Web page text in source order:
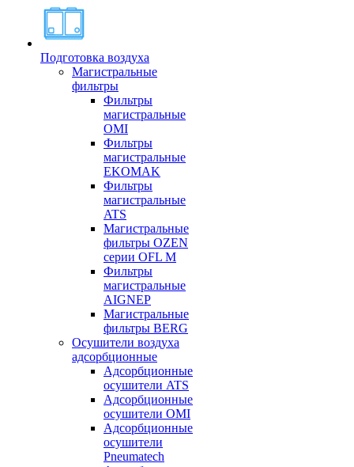
Подготовка воздуха
Магистральные
фильтры
Фильтры
магистральные
OMI
Фильтры
магистральные
EKOMAK
Фильтры
магистральные
ATS
Магистральные
фильтры OZEN
серии OFL M
Фильтры
магистральные
AIGNEP
Магистральные
фильтры BERG
Осушители воздуха
адсорбционные
Адсорбционные
осушители ATS
Адсорбционные
осушители OMI
Адсорбционные
осушители
Pneumatech